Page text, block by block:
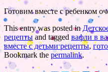
Готовим вместе с ребенком
This entry was posted in
рецептыand tagged вафли в
вместе с детьми рецепты,
Bookmark the permalink.